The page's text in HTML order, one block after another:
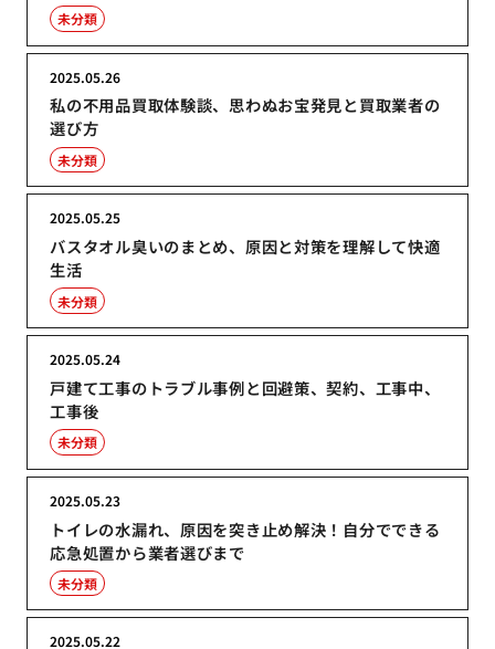
未分類
私の不用品買取体験談、思わぬお宝発見と買取業者の
選び方
2025.05.26
未分類
バスタオル臭いのまとめ、原因と対策を理解して快適
生活
2025.05.25
未分類
戸建て工事のトラブル事例と回避策、契約、工事中、
工事後
2025.05.24
未分類
トイレの水漏れ、原因を突き止め解決！自分でできる
応急処置から業者選びまで
2025.05.23
未分類
2025.05.22